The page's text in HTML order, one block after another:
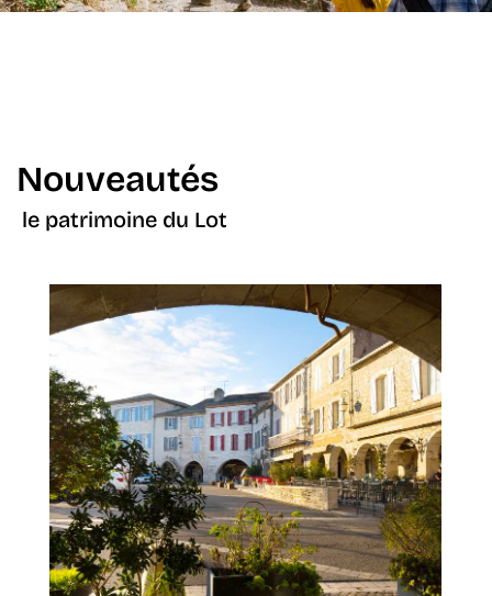
Nouveautés
le patrimoine du Lot